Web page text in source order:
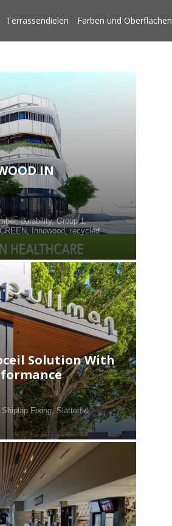
Terrassendielen Farben und Oberflächen
IN
,durability,Group 1,
, Innowood, recycled
Solution With
Shiplap Fixing, Slatted &